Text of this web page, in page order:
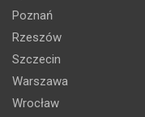
Poznań
Rzeszów
Szczecin
Warszawa
Wrocław